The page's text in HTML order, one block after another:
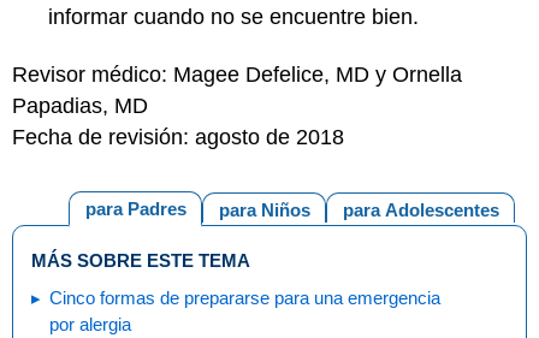
informar cuando no se encuentre bien.
Revisor médico: Magee Defelice, MD y Ornella
Papadias, MD
Fecha de revisión: agosto de 2018
para Adolescentes
para Niños
para Padres
MÁS SOBRE ESTE TEMA
Cinco formas de prepararse para una emergencia
por alergia